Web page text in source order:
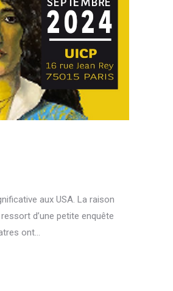
aux USA. La raison
d’une petite enquête
ont…